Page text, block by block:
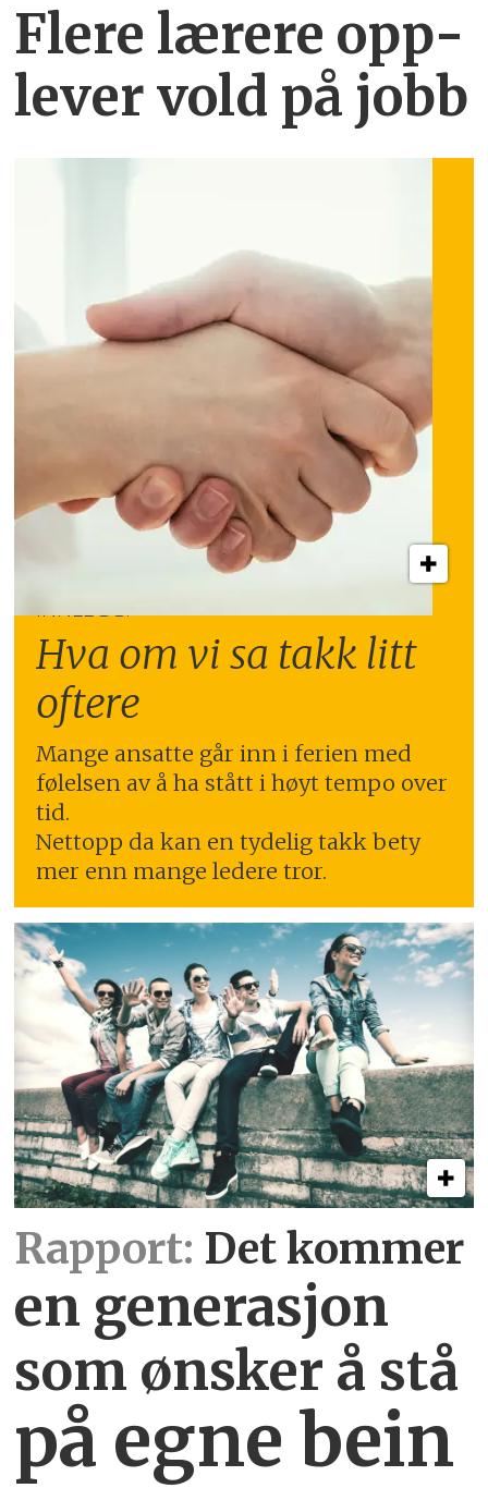
Flere lærere opp­
lever vold på jobb
INNLEGG:
Hva om vi sa takk litt
oftere
Mange ansatte går inn i ferien med
følelsen av å ha stått i høyt tempo over
tid.
Nettopp da kan en tydelig takk bety
mer enn mange ledere tror.
Rapport: Det kommer
en generasjon
som ønsker å stå
på egne bein